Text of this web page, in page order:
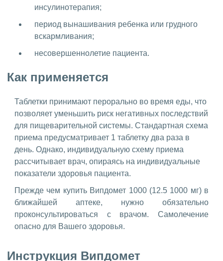
инсулинотерапия;
период вынашивания ребенка или грудного
вскармливания;
несовершеннолетие пациента.
Как применяется
Таблетки принимают перорально во время еды, что
позволяет уменьшить риск негативных последствий
для пищеварительной системы. Стандартная схема
приема предусматривает 1 таблетку два раза в
день. Однако, индивидуальную схему приема
рассчитывает врач, опираясь на индивидуальные
показатели здоровья пациента.
Прежде чем купить Випдомет 1000 (12.5 1000 мг) в
ближайшей аптеке, нужно обязательно
проконсультироваться с врачом. Самолечение
опасно для Вашего здоровья.
Инструкция Випдомет